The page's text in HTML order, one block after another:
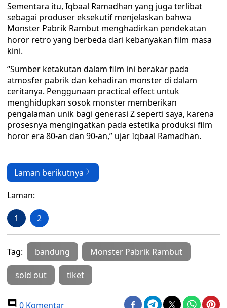
Sementara itu, Iqbaal Ramadhan yang juga terlibat
sebagai produser eksekutif menjelaskan bahwa
Monster Pabrik Rambut menghadirkan pendekatan
horor retro yang berbeda dari kebanyakan film masa
kini.
“Sumber ketakutan dalam film ini berakar pada
atmosfer pabrik dan kehadiran monster di dalam
ceritanya. Penggunaan practical effect untuk
menghidupkan sosok monster memberikan
pengalaman unik bagi generasi Z seperti saya, karena
prosesnya mengingatkan pada estetika produksi film
horor era 80-an dan 90-an,” ujar Iqbaal Ramadhan.
Laman berikutnya
Laman:
1 2
Tag: bandung Monster Pabrik Rambut
sold out tiket
0 Komentar